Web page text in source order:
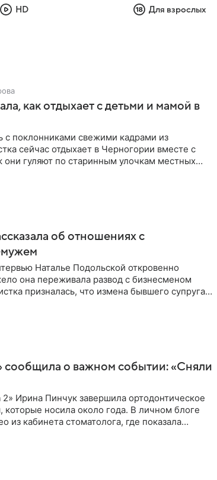
HD Для взрослых
как отдыхает с детьми и мамой в
поклонниками свежими кадрами из
сейчас отдыхает в Черногории вместе с
они гуляют по старинным улочкам местных
об отношениях с
Наталье Подольской откровенно
она переживала развод с бизнесменом
призналась, что измена бывшего супруга
сообщила о важном событии: «Сняли
Ирина Пинчук завершила ортодонтическое
которые носила около года. В личном блоге
из кабинета стоматолога, где показала